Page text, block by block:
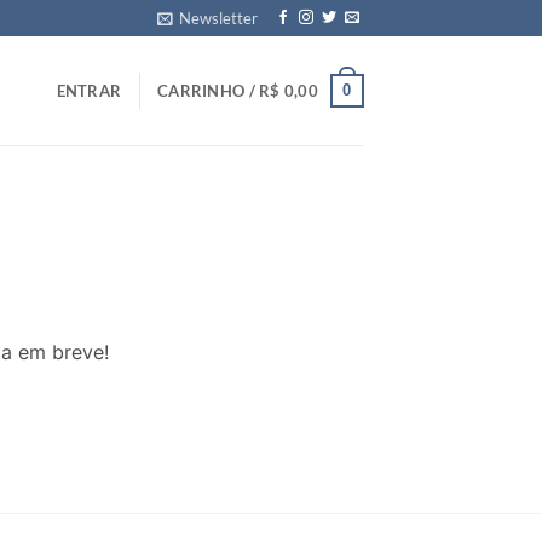
Newsletter
ENTRAR CARRINHO / R$ 0,00 0
em breve!